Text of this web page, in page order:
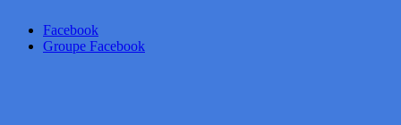
Facebook
Groupe Facebook